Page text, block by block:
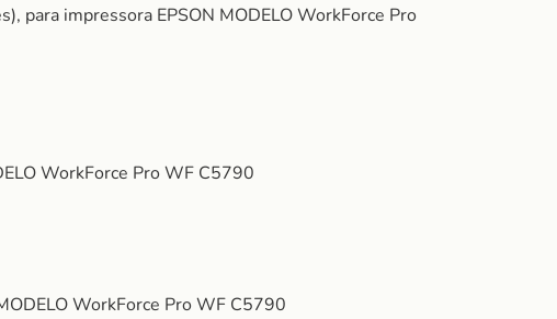
para impressora EPSON MODELO WorkForce Pro
WorkForce Pro WF C5790
WorkForce Pro WF C5790